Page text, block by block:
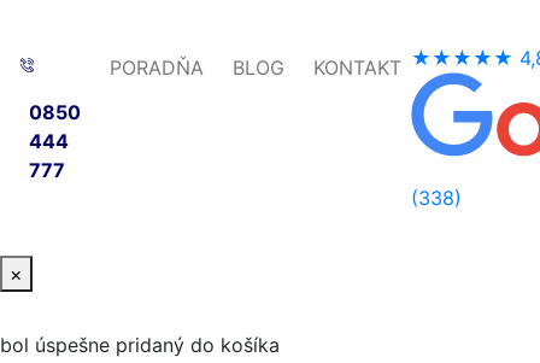
0850
444
777
PORADŇA BLOG KONTAKT ★★★★★
(338)
×
bol úspešne pridaný do košíka